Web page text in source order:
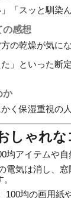
「スッと馴染
感想
の乾燥が気に
」といった断
か
く保湿重視の
しゃれ
均アイテムや
電気は消し、
100均の画用紙